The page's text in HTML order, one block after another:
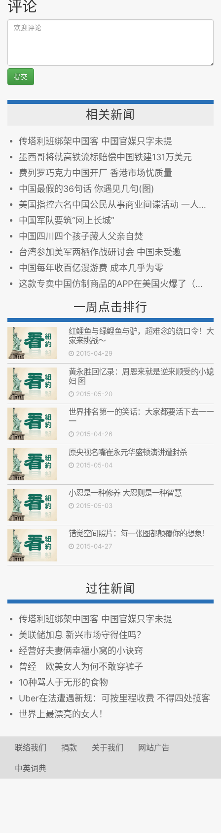
评论
提交
相关新闻
传塔利班绑架中国客 中国官媒只字未提
墨西哥将就高铁流标赔偿中国铁建131万美元
费列罗巧克力中国开厂 香港市场忧质量
中国最假的36句话 你遇见几句(图)
美国指控六名中国公民从事商业间谍活动 一人被捕
中国军队要筑“网上长城”
中国四川四个孩子藏人父亲自焚
台湾参加美军两栖作战研讨会 中国未受邀
中国每年收百亿漫游费 成本几乎为零
这款专卖中国仿制商品的APP在美国火爆了（图）
一周点击排行
红鲤鱼与绿鲤鱼与驴，超难念的绕口令！大
家来挑战～
2015-04-29
黄永胜回忆录：周恩来就是逆来顺受的小媳
妇 图
2015-05-20
世界排名第一的笑话：大家都要活下去一一
一
2015-04-26
原央视名嘴崔永元华盛顿演讲遭封杀
2015-05-04
小忍是一种修养 大忍则是一种智慧
2015-05-03
错觉空间照片：每一张图都颠覆你的想象！
2015-04-27
过往新闻
传塔利班绑架中国客 中国官媒只字未提
美联储加息 新兴市场守得住吗？
经营好夫妻俩幸福小窝的小诀窍
曾经 欧美女人为何不敢穿裤子
10种骂人于无形的食物
Uber在法遭遇新规：可按里程收费 不得四处揽客
世界上最漂亮的女人！
联络我们 捐款 关于我们 网站广告
中英词典